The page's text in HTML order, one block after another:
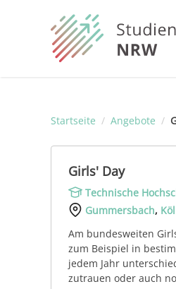
Startseite / Angebote /
Girls' Day
Technische
Gummersbach,
Am bundesweiten
zum Beispiel in
jedem Jahr
zutrauen oder auch